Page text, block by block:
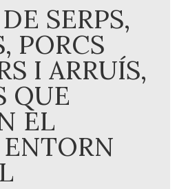
SERPS,
PORCS
I ARRUÍS,
QUE
EL